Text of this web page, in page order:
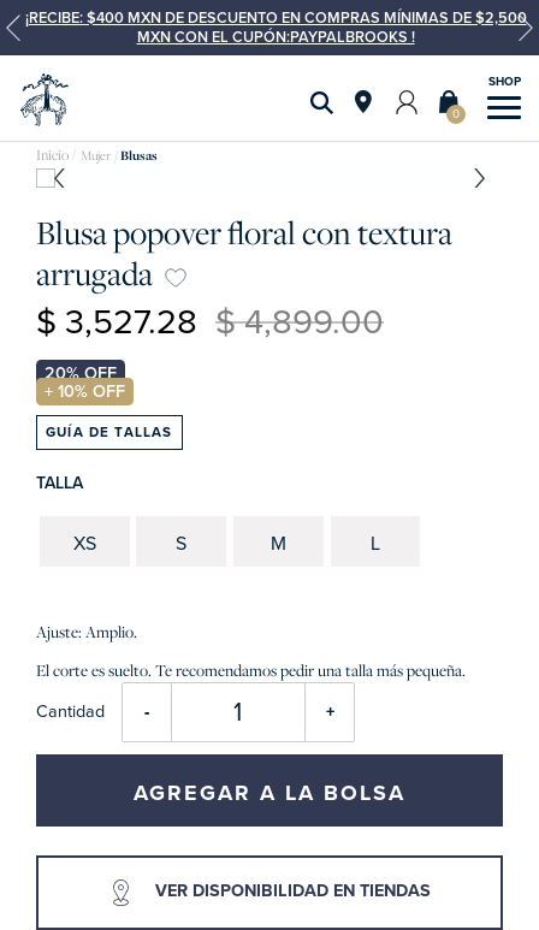
¡RECIBE: $400 MXN DE DESCUENTO EN COMPRAS MÍNIMAS DE $2,500
MXN CON EL CUPÓN:PAYPALBROOKS !
0
Mujer Blusas
Blusa popover floral con textura
arrugada
$ 4,899.00
$ 3,527.28
GUÍA DE TALLAS
TALLA
XS S M L
Ajuste: Amplio.
El corte es suelto. Te recomendamos pedir una talla más pequeña.
Cantidad +
-
AGREGAR A LA BOLSA
VER DISPONIBILIDAD EN TIENDAS